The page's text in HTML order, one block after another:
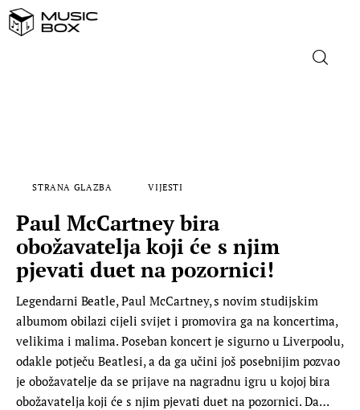
FILM
MUSIC BOX
STRANA GLAZBA VIJESTI
Paul McCartney bira
obožavatelja koji će s njim
pjevati duet na pozornici!
Legendarni Beatle, Paul McCartney, s novim studijskim
albumom obilazi cijeli svijet i promovira ga na koncertima,
velikima i malima. Poseban koncert je sigurno u Liverpoolu,
odakle potječu Beatlesi, a da ga učini još posebnijim pozvao
je obožavatelje da se prijave na nagradnu igru u kojoj bira
obožavatelja koji će s njim pjevati duet na pozornici. Da…